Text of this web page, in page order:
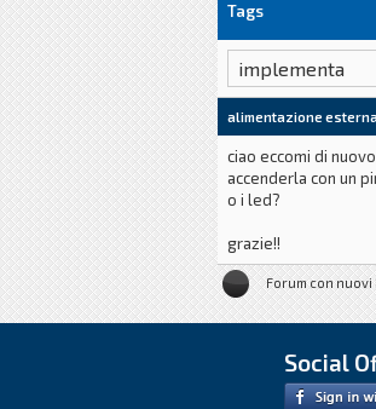
Tags
alimentazione
ciao eccomi di
accenderla con un
o i led?
grazie!!
Forum con nuovi
Social